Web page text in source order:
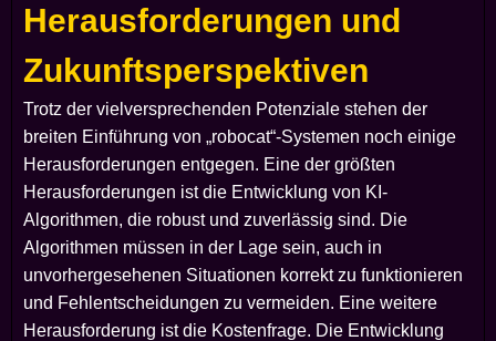
Herausforderungen und
Zukunftsperspektiven
Trotz der vielversprechenden Potenziale stehen der
breiten Einführung von „robocat“-Systemen noch einige
Herausforderungen entgegen. Eine der größten
Herausforderungen ist die Entwicklung von KI-
Algorithmen, die robust und zuverlässig sind. Die
Algorithmen müssen in der Lage sein, auch in
unvorhergesehenen Situationen korrekt zu funktionieren
und Fehlentscheidungen zu vermeiden. Eine weitere
Herausforderung ist die Kostenfrage. Die Entwicklung